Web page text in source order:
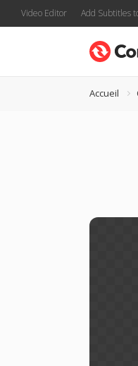
Video Editor Add Subtitles
Accueil